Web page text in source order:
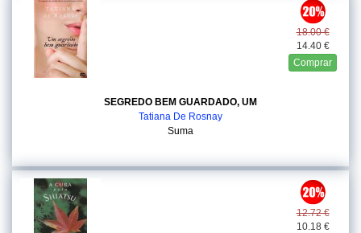
18.00 €
14.40 €
Comprar
SEGREDO BEM GUARDADO, UM
Tatiana De Rosnay
Suma
12.72 €
10.18 €